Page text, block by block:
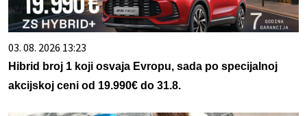
03. 08. 2026 13:23
Hibrid broj 1 koji osvaja Evropu, sada po specijalnoj
akcijskoj ceni od 19.990€ do 31.8.